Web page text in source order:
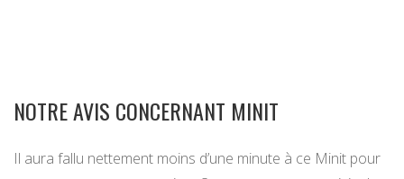
NOTRE AVIS CONCERNANT MINIT
Il aura fallu nettement moins d’une minute à ce Minit pour